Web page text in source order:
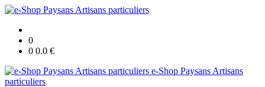
0
0 0.0 €
e-Shop Paysans Artisans
particuliers